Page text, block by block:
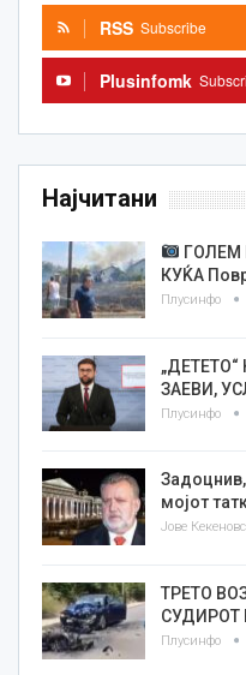
RSS Subscribe
Plusinfomk
Најчитани
ГОЛЕМ
КУЌА
Плусинфо
ЗАЕВИ,
Плусинфо
мојот
Јове
ТРЕТО
СУДИРОТ
Плусинфо